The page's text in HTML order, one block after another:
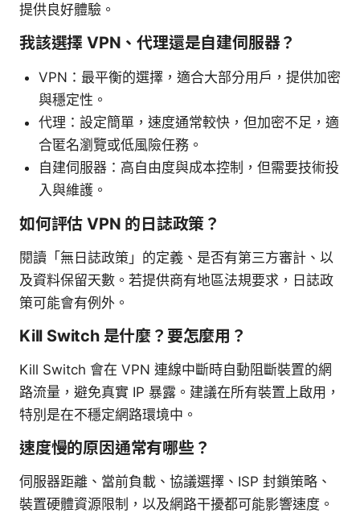
提供良好體驗。
我該選擇 VPN、代理還是自建伺服器？
VPN：最平衡的選擇，適合大部分用戶，提供加密
與穩定性。
代理：設定簡單，速度通常較快，但加密不足，適
合匿名瀏覽或低風險任務。
自建伺服器：高自由度與成本控制，但需要技術投
入與維護。
如何評估 VPN 的日誌政策？
閱讀「無日誌政策」的定義、是否有第三方審計、以
及資料保留天數。若提供商有地區法規要求，日誌政
策可能會有例外。
Kill Switch 是什麼？要怎麼用？
Kill Switch 會在 VPN 連線中斷時自動阻斷裝置的網
路流量，避免真實 IP 暴露。建議在所有裝置上啟用，
特別是在不穩定網路環境中。
速度慢的原因通常有哪些？
伺服器距離、當前負載、協議選擇、ISP 封鎖策略、
裝置硬體資源限制，以及網路干擾都可能影響速度。